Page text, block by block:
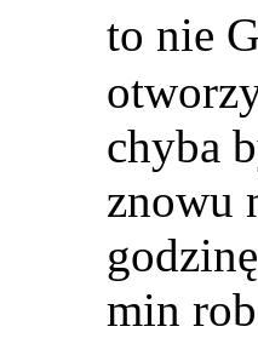
to nie
chyba
znowu
min